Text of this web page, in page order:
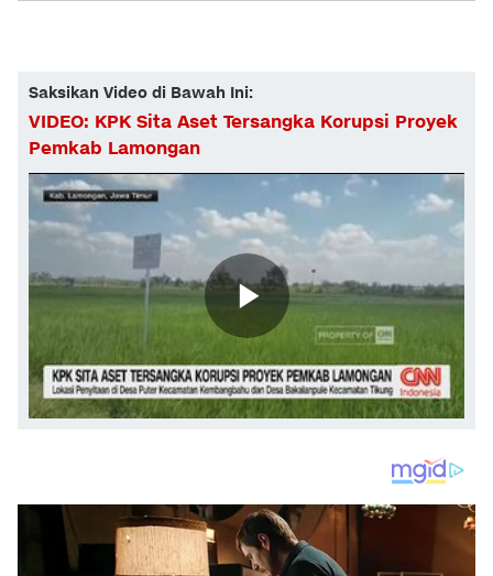
Saksikan Video di Bawah Ini:
VIDEO: KPK Sita Aset Tersangka Korupsi Proyek
Pemkab Lamongan